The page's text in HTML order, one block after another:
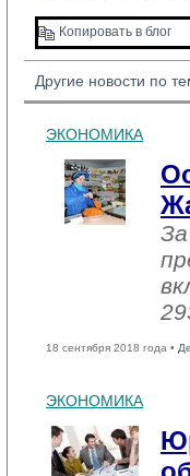
Копировать в блог
Другие новости по
ЭКОНОМИКА
18 сентября 2018 года •
ЭКОНОМИКА